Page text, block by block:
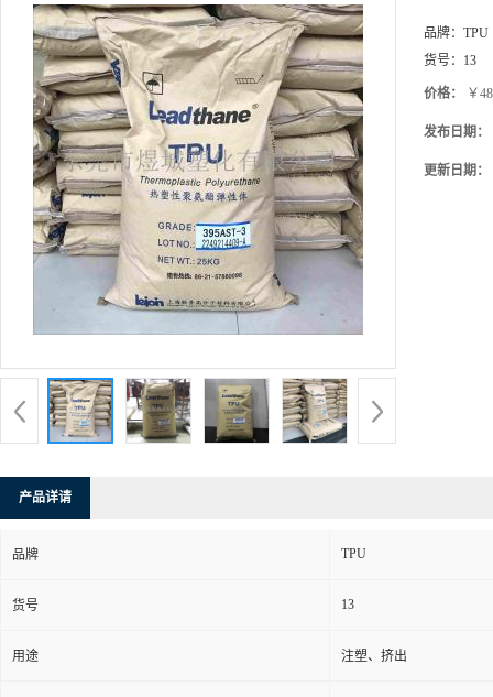
品牌： TPU
货号： 13
价格： ￥
发布日期：
更新日期：
产品详请
品牌 TPU
货号 13
用途 注塑、挤出